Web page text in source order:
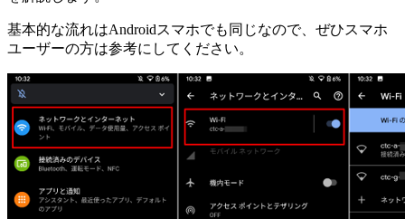
基本的な流れはAndroidスマホでも同じなので、ぜひスマホ
ユーザーの方は参考にしてください。